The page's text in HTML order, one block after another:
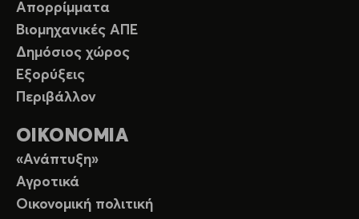
Απορρίμματα
Βιομηχανικές ΑΠΕ
Δημόσιος χώρος
Εξορύξεις
Περιβάλλον
ΟΙΚΟΝΟΜΙΑ
«Ανάπτυξη»
Αγροτικά
Οικονομική πολιτική